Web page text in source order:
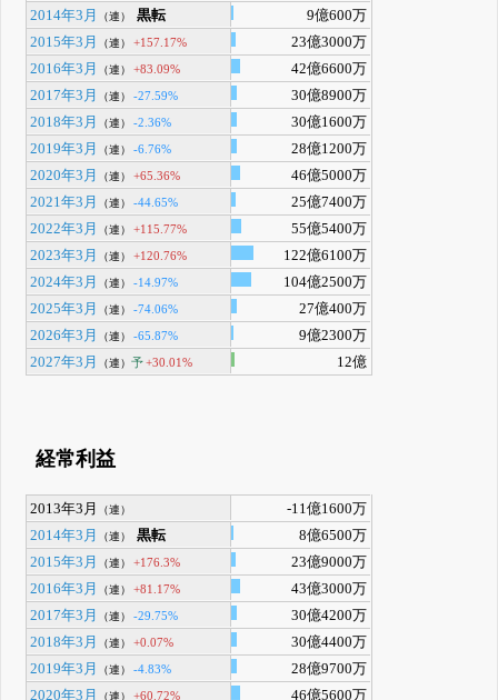
2014年3月
（連） 黒転
9億600万
2015年3月
（連） +157.17%
23億3000万
2016年3月
（連） +83.09%
42億6600万
2017年3月
（連） -27.59%
30億8900万
2018年3月
（連） -2.36%
30億1600万
2019年3月
（連） -6.76%
28億1200万
2020年3月
（連） +65.36%
46億5000万
2021年3月
（連） -44.65%
25億7400万
2022年3月
（連） +115.77%
55億5400万
2023年3月
（連） +120.76%
122億6100万
2024年3月
（連） -14.97%
104億2500万
2025年3月
（連） -74.06%
27億400万
2026年3月
（連） -65.87%
9億2300万
2027年3月
（連）予+30.01% 12億
経常利益
2013年3月 （連）
-11億1600万
2014年3月
（連） 黒転
8億6500万
2015年3月
（連） +176.3%
23億9000万
2016年3月
（連） +81.17%
43億3000万
2017年3月
（連） -29.75%
30億4200万
2018年3月
（連） +0.07%
30億4400万
2019年3月
（連） -4.83%
28億9700万
2020年3月
（連） +60.72%
46億5600万